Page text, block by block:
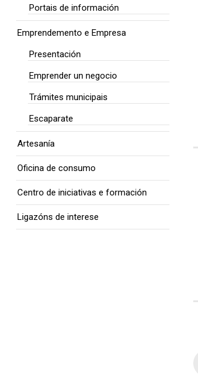
Portais de información
Emprendemento e Empresa
Presentación
Emprender un negocio
Trámites municipais
Escaparate
Artesanía
Oficina de consumo
Centro de iniciativas e formación
Ligazóns de interese